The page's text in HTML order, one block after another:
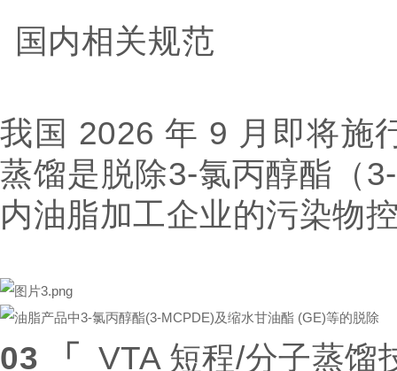
国内相关规范
我国 2026 年 9 月即将施
蒸馏是脱除3-氯丙醇酯（
内油脂加工企业的污染物
03 「
VTA 短程/分子蒸馏